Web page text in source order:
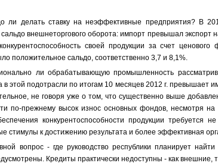
ли делать ставку на неэффективные предприятия? В
внешнеторгового оборота: импорт превышал экспорт
своей продукции за счет
положительное сальдо, соответственно 3,7 и 8,1%.
ли обрабатывающую промышленность
в этой подотрасли по итогам 10 месяцев 2012 г. превышает
не говоря уже о том, что существенно выше
по-прежнему высок износ основных фондов, несмотря на
конкурентоспособности продукции требуется
стимулы к достижению результата и более
вопрос - где руководство республики планирует
Кредиты практически недоступны - как внешние,